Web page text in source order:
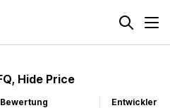
Hide Price
Bewertung
Entwickler